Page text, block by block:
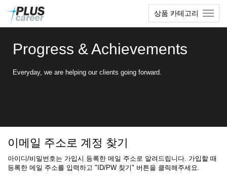
상품 카테고리
Progress & Achievements
Everyday, we are helping our clients going forward.
이메일 주소로 계정 찾기
아이디/비밀번호는 가입시 등록한 메일 주소로 알려드립니다. 가입할 때
등록한 메일 주소를 입력하고 "ID/PW 찾기" 버튼을 클릭해주세요.